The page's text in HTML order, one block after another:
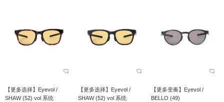
【更多选择】Eyevol /
SHAW (52) vol 系统
【更多选择】Eyevol /
SHAW (52) vol 系统
【更多变奏】Eyevol /
BELLO (49)